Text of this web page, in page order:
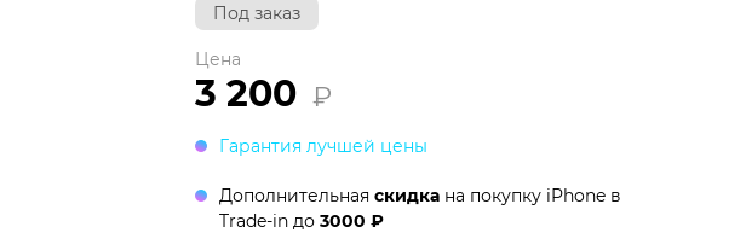
Под заказ
Цена
3 200 ₽
Гарантия лучшей цены
Дополнительная скидкана покупку iPhone в
Trade-inдо 3000 ₽